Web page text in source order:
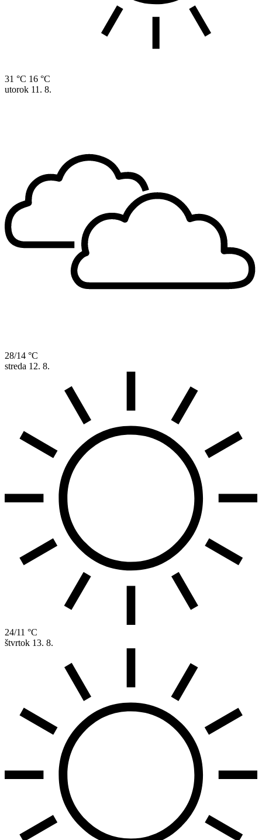
31 °C 16 °C
utorok 11. 8.
28/14 °C
streda 12. 8.
24/11 °C
štvrtok 13. 8.